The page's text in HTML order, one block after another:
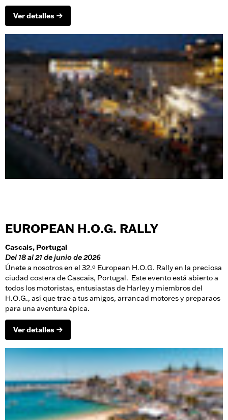
Ver detalles
EUROPEAN H.O.G. RALLY
Cascais, Portugal
Del 18 al 21 de junio de 2026
Únete a nosotros en el 32.º European H.O.G. Rally en la preciosa
ciudad costera de Cascais, Portugal. Este evento está abierto a
todos los motoristas, entusiastas de Harley y miembros del
H.O.G., así que trae a tus amigos, arrancad motores y preparaos
para una aventura épica.
Ver detalles